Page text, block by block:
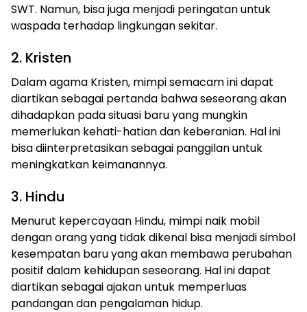
SWT. Namun, bisa juga menjadi peringatan untuk
waspada terhadap lingkungan sekitar.
2. Kristen
Dalam agama Kristen, mimpi semacam ini dapat
diartikan sebagai pertanda bahwa seseorang akan
dihadapkan pada situasi baru yang mungkin
memerlukan kehati-hatian dan keberanian. Hal ini
bisa diinterpretasikan sebagai panggilan untuk
meningkatkan keimanannya.
3. Hindu
Menurut kepercayaan Hindu, mimpi naik mobil
dengan orang yang tidak dikenal bisa menjadi simbol
kesempatan baru yang akan membawa perubahan
positif dalam kehidupan seseorang. Hal ini dapat
diartikan sebagai ajakan untuk memperluas
pandangan dan pengalaman hidup.